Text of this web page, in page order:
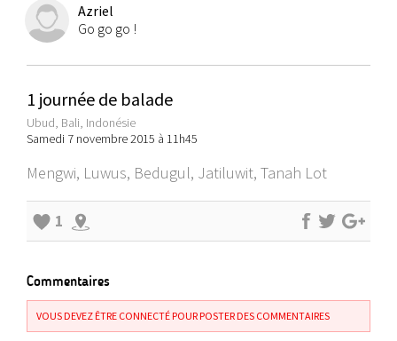
Azriel
Go go go !
1 journée de balade
Ubud, Bali, Indonésie
Samedi 7 novembre 2015 à 11h45
Mengwi, Luwus, Bedugul, Jatiluwit, Tanah Lot
1
Commentaires
VOUS DEVEZ ÊTRE CONNECTÉ POUR POSTER DES COMMENTAIRES